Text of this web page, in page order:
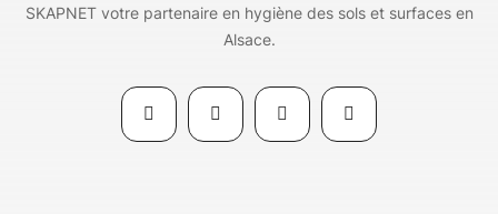
SKAPNET votre partenaire en hygiène des sols et surfaces en
Alsace.